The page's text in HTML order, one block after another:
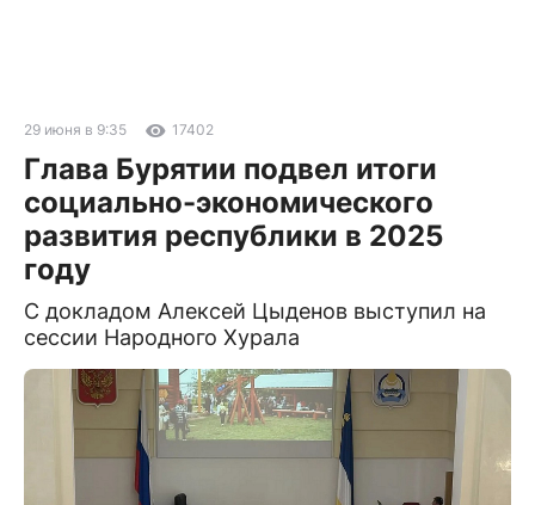
29 июня в 9:35 17402
Глава Бурятии подвел итоги
социально-экономического
развития республики в 2025
году
С докладом Алексей Цыденов выступил на
сессии Народного Хурала